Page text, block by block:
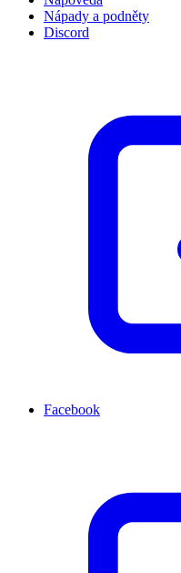
Nápady a podněty
Discord
Facebook